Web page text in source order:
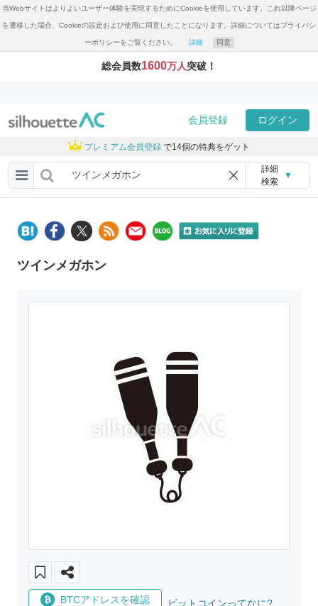
当Webサイトはよりよいユーザー体験を実現するためにCookieを使用しています。これ以降ページ
を遷移した場合、Cookieの設定および使用に同意したことになります。詳細についてはプライバシ
ーポリシーをご覧ください。 詳細 同意
総会員数1600万人突破！
会員登録 ログイン
プレミアム会員登録 で14個の特典をゲット
詳細
検索
▼
ツインメガホン
BTCアドレスを確認 ビットコインってなに?